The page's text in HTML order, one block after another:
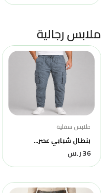
ملابس رجالية
ملابس سفلية
بنطال شبابي عصر...
36 ر.س